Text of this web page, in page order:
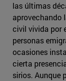
las últimas
aprovechando
civil vivida por
personas
ocasiones
cierta
sirios. Aunque